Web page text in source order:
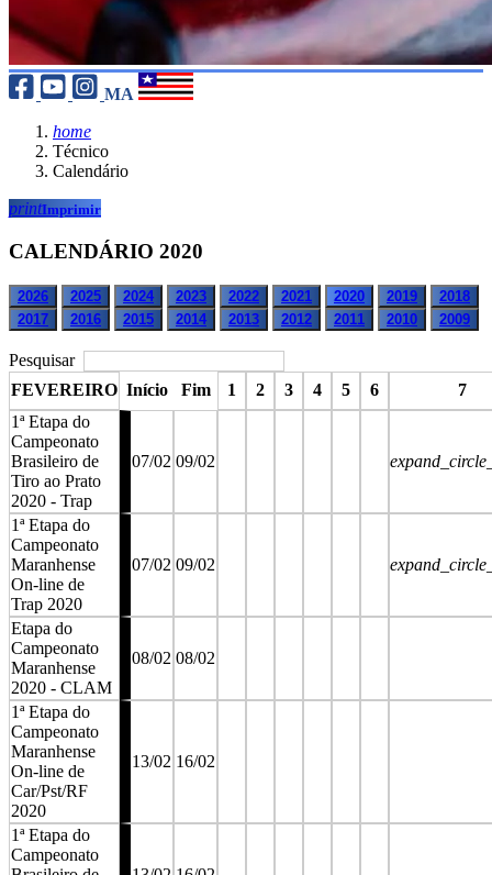
MA
home
Técnico
Calendário
printImprimir
CALENDÁRIO 2020
2026 2025 2024 2023 2022 2021 2020 2019
2018
2017
2016 2015 2014 2013 2012 2011 2010 2009
Pesquisar
FEVEREIRO Início Fim 1 2 3 4 5 6
7
1ª Etapa do
Campeonato
Brasileiro de
Tiro ao Prato
2020 - Trap
07/02 09/02
1ª Etapa do
Campeonato
Maranhense
On-line de
Trap 2020
07/02 09/02
Etapa do
Campeonato
Maranhense
2020 - CLAM
08/02 08/02
1ª Etapa do
Campeonato
Maranhense
On-line de
Car/Pst/RF
2020
13/02 16/02
1ª Etapa do
Campeonato